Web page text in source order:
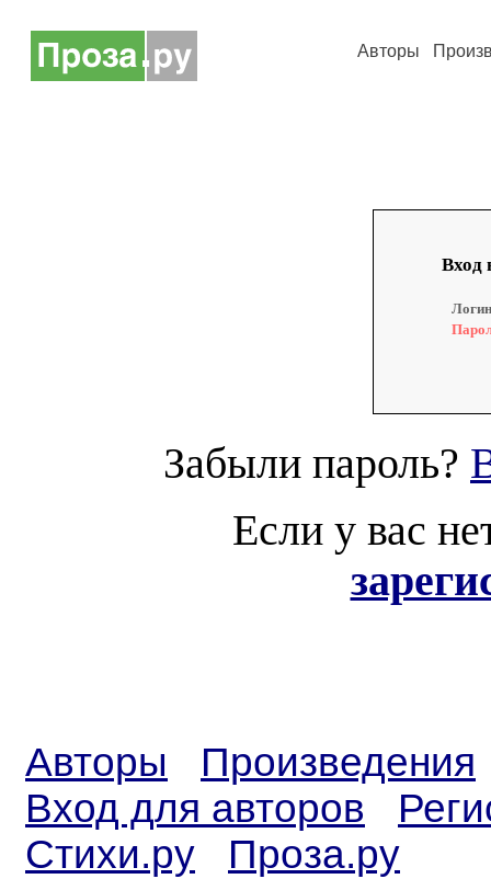
Авторы
Вход
Забыли пароль?
Если у вас
Авторы
Произведения
Вход для авторов
Стихи.ру
Проза.ру